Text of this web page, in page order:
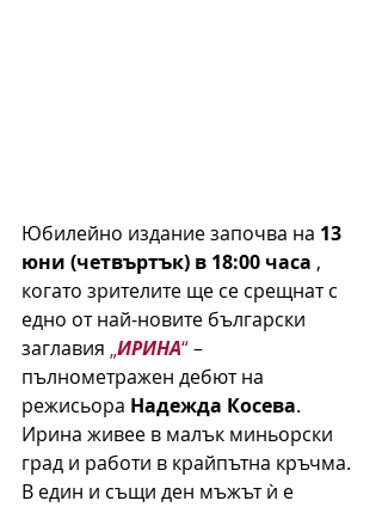
Юбилейно издание започва на 13
юни (четвъртък) в 18:00 часа ,
когато зрителите ще се срещнат с
едно от най-новите български
заглавия „ИРИНА“ –
пълнометражен дебют на
режисьора Надежда Косева.
Ирина живее в малък миньорски
град и работи в крайпътна кръчма.
В един и същи ден мъжът ѝ е